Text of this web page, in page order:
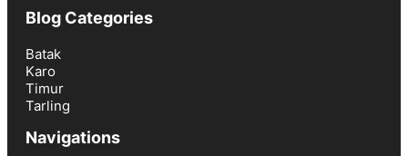
Blog Categories
Batak
Karo
Timur
Tarling
Navigations